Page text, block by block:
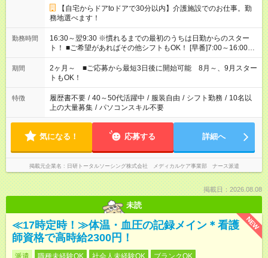
【自宅からドアtoドアで30分以内】介護施設でのお仕事。勤
務地選べます！
勤務時間
16:30～翌9:30 ※慣れるまでの最初のうちは日勤からのスター
ト！ ■ご希望があればその他シフトもOK！ [早番]7:00～16:00
[日勤]9:00～18:00 [遅番]10:00～19:00など ※Wワーク希望の方
へ 今ご覧のお仕事で希望する勤務時間と、もう1つのお仕事の勤
務時間。 合計で週40時間を超える場合は応募できません。
期間
2ヶ月～ ■ご応募から最短3日後に開始可能 8月～、9月スター
トもOK！
特徴 履歴書不要 / 40～50代活躍中 / 服装自由 / シフト勤務 / 10名以
上の大量募集 / パソコンスキル不要
気になる！ 応募する 詳細へ
掲載元企業名 日研トータルソーシング株式会社 メディカルケア事業部 ナース派遣
掲載日：2026.08.08
未読
NEW
≪17時定時！≫体温・血圧の記録メイン＊看護
師資格で高時給2300円！
派遣 職種未経験OK 社会人未経験OK ブランクOK